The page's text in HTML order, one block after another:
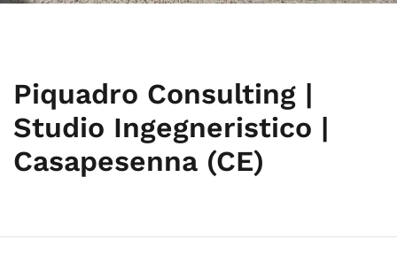
Piquadro Consulting |
Studio Ingegneristico |
Casapesenna (CE)